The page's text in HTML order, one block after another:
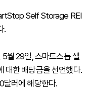
Self Storage REI
.
월 29일, 스마트스톱 셀
대한 배당금을 선언했다.
달러에 해당한다.